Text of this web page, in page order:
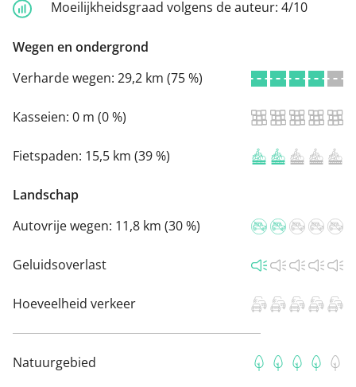
Moeilijkheidsgraad volgens de auteur: 4/10
Wegen en ondergrond
Verharde wegen: 29,2 km (75 %)
Kasseien: 0 m (0 %)
Fietspaden: 15,5 km (39 %)
Landschap
Autovrije wegen: 11,8 km (30 %)
Geluidsoverlast
Hoeveelheid verkeer
Natuurgebied